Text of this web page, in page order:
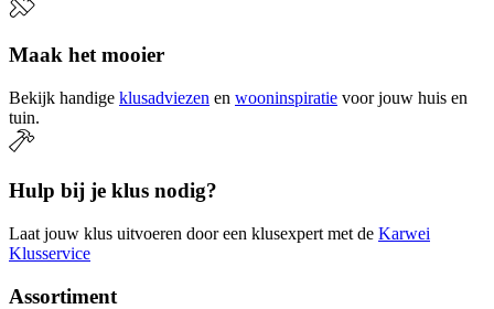
Maak het mooier
Bekijk handige klusadviezen en wooninspiratie voor jouw huis en
tuin.
Hulp bij je klus nodig?
Laat jouw klus uitvoeren door een klusexpert met de Karwei
Klusservice
Assortiment